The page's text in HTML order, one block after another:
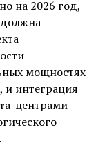
на 2026 год,
должна
мощностях
и интеграция
центрами